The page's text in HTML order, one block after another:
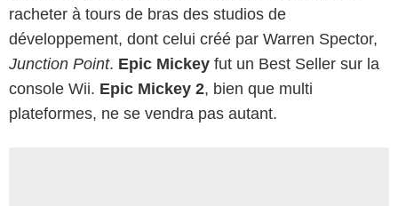
racheter à tours de bras des studios de
développement, dont celui créé par Warren Spector,
Junction Point. Epic Mickey fut un Best Seller sur la
console Wii. Epic Mickey 2, bien que multi
plateformes, ne se vendra pas autant.